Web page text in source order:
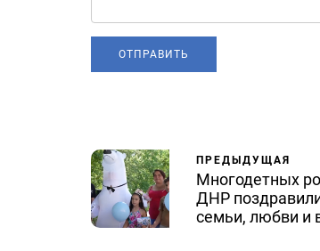
ПРЕДЫДУЩАЯ
Многодетных
ДНР
семьи, любви и